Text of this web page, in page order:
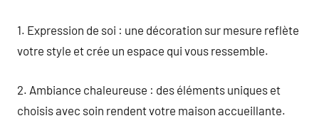
1. Expression de soi : une décoration sur mesure reflète
votre style et crée un espace qui vous ressemble.
2. Ambiance chaleureuse : des éléments uniques et
choisis avec soin rendent votre maison accueillante.